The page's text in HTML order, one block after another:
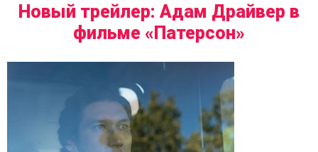
Новый трейлер: Адам Драйвер в
фильме «Патерсон»